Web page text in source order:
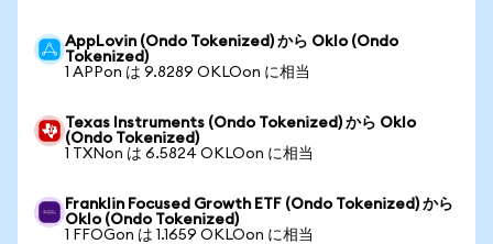
AppLovin (Ondo Tokenized) から Oklo (Ondo
Tokenized)
1 APPon は 9.8289 OKLOon に相当
Texas Instruments (Ondo Tokenized) から Oklo
(Ondo Tokenized)
1 TXNon は 6.5824 OKLOon に相当
Franklin Focused Growth ETF (Ondo Tokenized) から
Oklo (Ondo Tokenized)
1 FFOGon は 1.1659 OKLOon に相当